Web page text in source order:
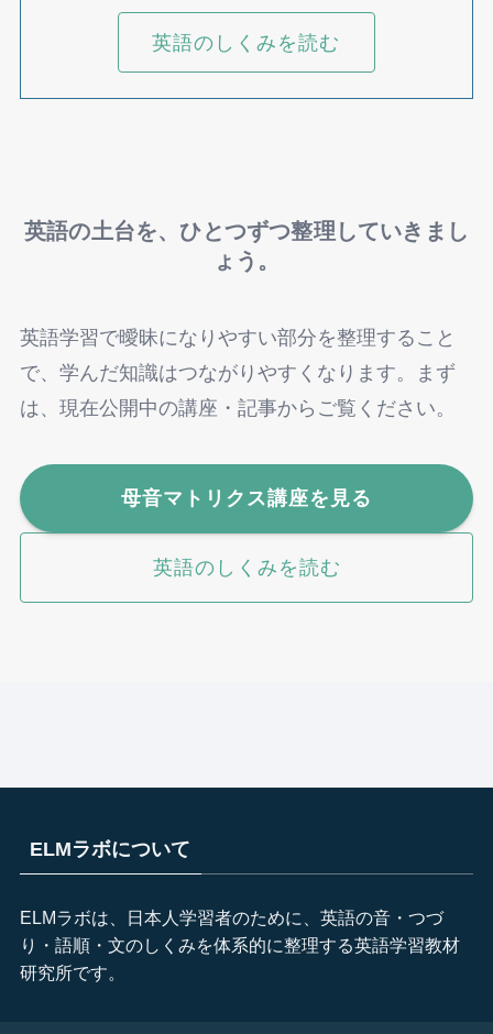
英語のしくみを読む
英語の土台を、ひとつずつ整理していきまし
ょう。
英語学習で曖昧になりやすい部分を整理すること
で、学んだ知識はつながりやすくなります。まず
は、現在公開中の講座・記事からご覧ください。
母音マトリクス講座を見る
英語のしくみを読む
ELMラボについて
ELMラボは、日本人学習者のために、英語の音・つづ
り・語順・文のしくみを体系的に整理する英語学習教材
研究所です。